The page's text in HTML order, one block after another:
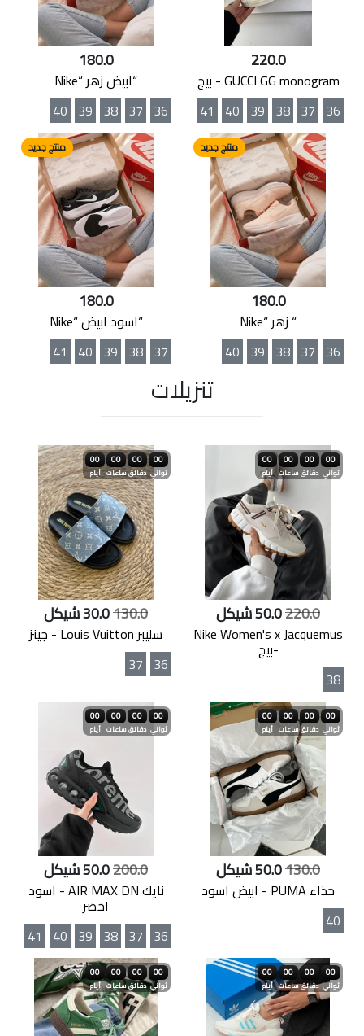
220.0
GUCCI GG monogram - بيج
36
37
38
39
40
41
180.0
“ابيض زهر “Nike
36
37
38
39
40
منتج جديد
180.0
“ زهر “Nike
36
37
38
39
40
منتج جديد
180.0
“اسود ابيض “Nike
37
38
39
40
41
تنزيلات
00
أيام
00
ساعات
00
دقائق
00
ثواني
220.0
Nike Women's x Jacquemus
-بيج
38
00
أيام
00
ساعات
00
دقائق
00
ثواني
130.0
سليبر Louis Vuitton - جينز
36
37
00
أيام
00
ساعات
00
دقائق
00
ثواني
130.0
حذاء PUMA - ابيض اسود
40
00
أيام
00
ساعات
00
دقائق
00
ثواني
200.0
نايك AIR MAX DN - اسود
اخضر
36
37
38
39
40
41
00
أيام
00
ساعات
00
دقائق
00
ثواني
00
أيام
00
ساعات
00
دقائق
00
ثواني